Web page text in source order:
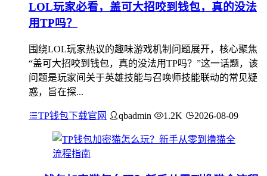
LOL玩家必看，盖可大招咬到钱包，真的没法
用TP吗？
围绕LOL玩家热议的趣味游戏机制问题展开，核心聚焦
“盖可大招咬到钱包，真的没法用TP吗？”这一话题，该
问题是玩家间关于英雄技能与召唤师技能联动的常见疑
惑，旨在探...
TP钱包下载官网 qbadmin 1.2K 2026-08-09